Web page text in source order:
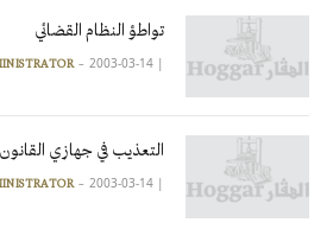
تواطؤ النظام القضائي
|
2003-03-14
التعذيب في جهازي
|
2003-03-14